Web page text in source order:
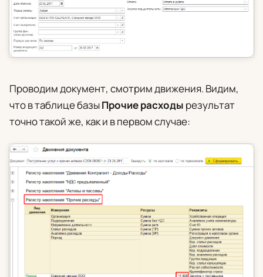
Проводим документ, смотрим движения. Видим,
что в таблице базыПрочие расходы результат
точно такой же, как и в первом случае: